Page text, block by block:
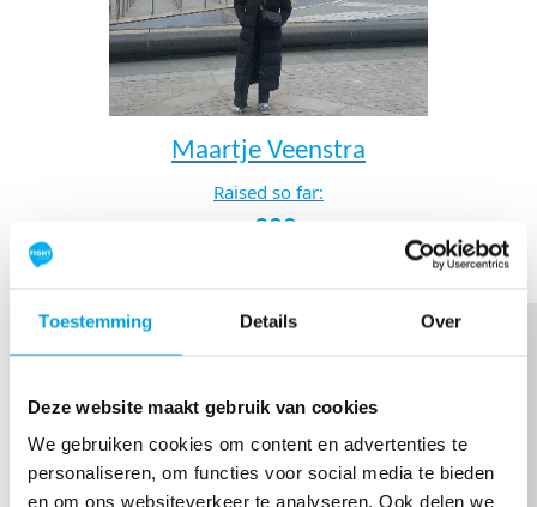
Toestemming Details Over
Deze website maakt gebruik van cookies
We gebruiken cookies om content en advertenties te
personaliseren, om functies voor social media te bieden
en om ons websiteverkeer te analyseren. Ook delen we
Maartje Veenstra
Raised so far:
€320